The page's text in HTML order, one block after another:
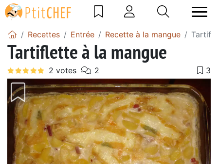
Recettes Entrée Recette à la mangue
Tartiflette à la mangue